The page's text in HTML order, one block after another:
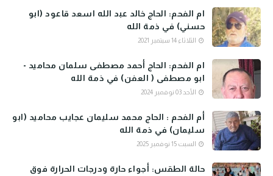
ام الفحم: الحاج خالد عبد الله اسعد قاعود (ابو
حسني) في ذمة الله
الثلاثاء 14 سبتمبر 2021
ام الفحم: الحاج أحمد مصطفى سلمان محاميد -
ابو مصطفى ( العفن) في ذمة الله
الأحد 03 نوفمبر 2024
أم الفحم : الحاج محمد سليمان عجايب محاميد (ابو
سليمان) في ذمة الله
السبت 15 نوفمبر 2025
حالة الطقس: أجواء حارة ودرجات الحرارة فوق